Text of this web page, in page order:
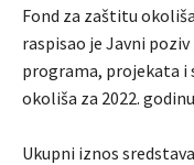
Fond za zaštitu
raspisao je Javni
programa, projekata
okoliša za 2022.
Ukupni iznos